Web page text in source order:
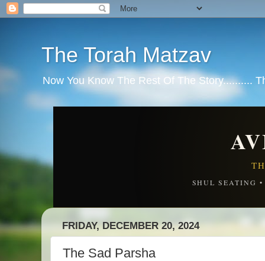
The Torah Matzav
Now You Know The Rest Of The Story..........
SHUL SEATING
FRIDAY, DECEMBER 20, 2024
The Sad Parsha